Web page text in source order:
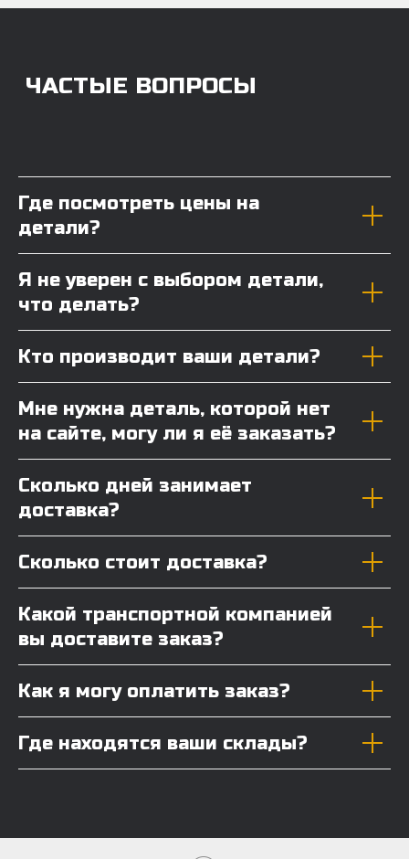
Где посмотреть цены на
детали?
Я не уверен с выбором детали,
что делать?
Кто производит ваши детали?
Мне нужна деталь, которой нет
на сайте, могу ли я её заказать?
Сколько дней занимает
доставка?
Сколько стоит доставка?
Какой транспортной компанией
вы доставите заказ?
Как я могу оплатить заказ?
Где находятся ваши склады?